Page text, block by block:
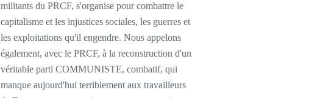
militants du PRCF, s'organise pour combattre le
capitalisme et les injustices sociales, les guerres et
les exploitations qu'il engendre. Nous appelons
également, avec le PRCF, à la reconstruction d'un
véritable parti COMMUNISTE, combatif, qui
manque aujourd'hui terriblement aux travailleurs